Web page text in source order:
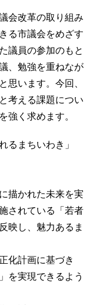
会改革の取り組み
る市議会をめざす
議員の参加のもと
、勉強を重ねなが
思います。今回、
考える課題につい
強く求めます。
るまちいわき」
描かれた未来を実
されている「若者
映し、魅力あるま
化計画に基づき
を実現できるよう